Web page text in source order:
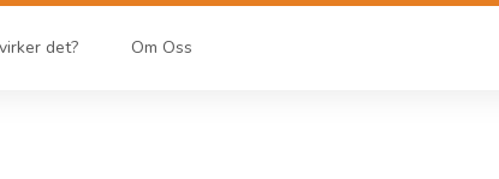
det? Om Oss